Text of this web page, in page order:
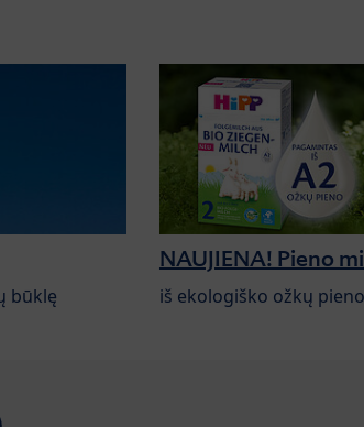
būklę
NAUJIENA! Pieno
iš ekologiško ožkų pieno